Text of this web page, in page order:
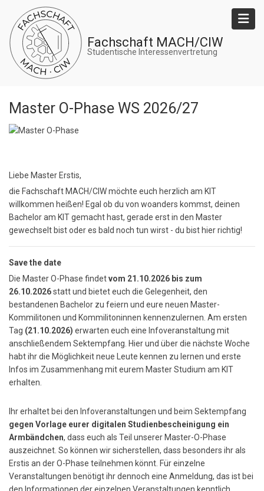
zum
Inhalt
Fachschaft MACH/CIW
Studentische Interessenvertretung
Master O-Phase WS 2026/27
Liebe Master Erstis,
die Fachschaft MACH/CIW möchte euch herzlich am KIT
willkommen heißen! Egal ob du von woanders kommst, deinen
Bachelor am KIT gemacht hast, gerade erst in den Master
gewechselt bist oder es bald noch tun wirst - du bist hier richtig!
Save the date
Die Master O-Phase findetvom 21.10.2026 bis zum
26.10.2026statt und bietet euch die Gelegenheit, den
bestandenen Bachelor zu feiern und eure neuen Master-
Kommilitonen und Kommilitoninnen kennenzulernen. Am ersten
Tag (21.10.2026) erwarten euch eine Infoveranstaltung mit
anschließendem Sektempfang. Hier und über die nächste Woche
habt ihr die Möglichkeit neue Leute kennen zu lernen und erste
Infos im Zusammenhang mit eurem Master Studium am KIT
erhalten.
Ihr erhaltet bei den Infoveranstaltungen und beim Sektempfang
gegen Vorlage eurer digitalen Studienbescheinigung ein
Armbändchen, dass euch als Teil unserer Master-O-Phase
auszeichnet. So können wir sicherstellen, dass besonders ihr als
Erstis an der O-Phase teilnehmen könnt. Für einzelne
Veranstaltungen benötigt ihr dennoch eine Anmeldung, das ist bei